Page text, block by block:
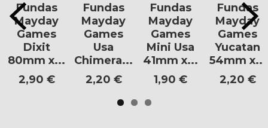
Fundas
Mayday
Games
Dixit
80mm x...
2,90 €
Fundas
Mayday
Games
Usa
Chimera...
2,20 €
Fundas
Mayday
Games
Mini Usa
41mm x...
1,90 €
Fundas
Mayday
Games
Yucatan
54mm x...
2,20 €